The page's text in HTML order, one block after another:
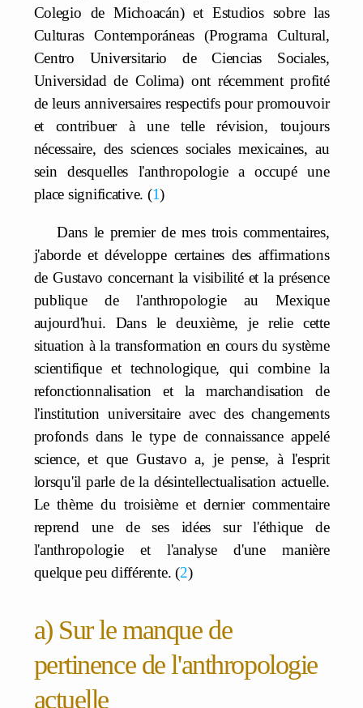
Colegio de Michoacán) et Estudios sobre las
Culturas Contemporáneas (Programa Cultural,
Centro Universitario de Ciencias Sociales,
Universidad de Colima) ont récemment profité
de leurs anniversaires respectifs pour promouvoir
et contribuer à une telle révision, toujours
nécessaire, des sciences sociales mexicaines, au
sein desquelles l'anthropologie a occupé une
place significative. 1
Dans le premier de mes trois commentaires,
j'aborde et développe certaines des affirmations
de Gustavo concernant la visibilité et la présence
publique de l'anthropologie au Mexique
aujourd'hui. Dans le deuxième, je relie cette
situation à la transformation en cours du système
scientifique et technologique, qui combine la
refonctionnalisation et la marchandisation de
l'institution universitaire avec des changements
profonds dans le type de connaissance appelé
science, et que Gustavo a, je pense, à l'esprit
lorsqu'il parle de la désintellectualisation actuelle.
Le thème du troisième et dernier commentaire
reprend une de ses idées sur l'éthique de
l'anthropologie et l'analyse d'une manière
quelque peu différente. 2
a) Sur le manque de
pertinence de l'anthropologie
actuelle